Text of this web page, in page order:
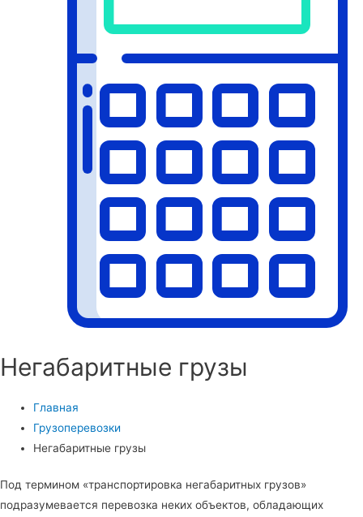
Негабаритные грузы
Главная
Грузоперевозки
Негабаритные грузы
Под термином «транспортировка негабаритных грузов»
подразумевается перевозка неких объектов, обладающих